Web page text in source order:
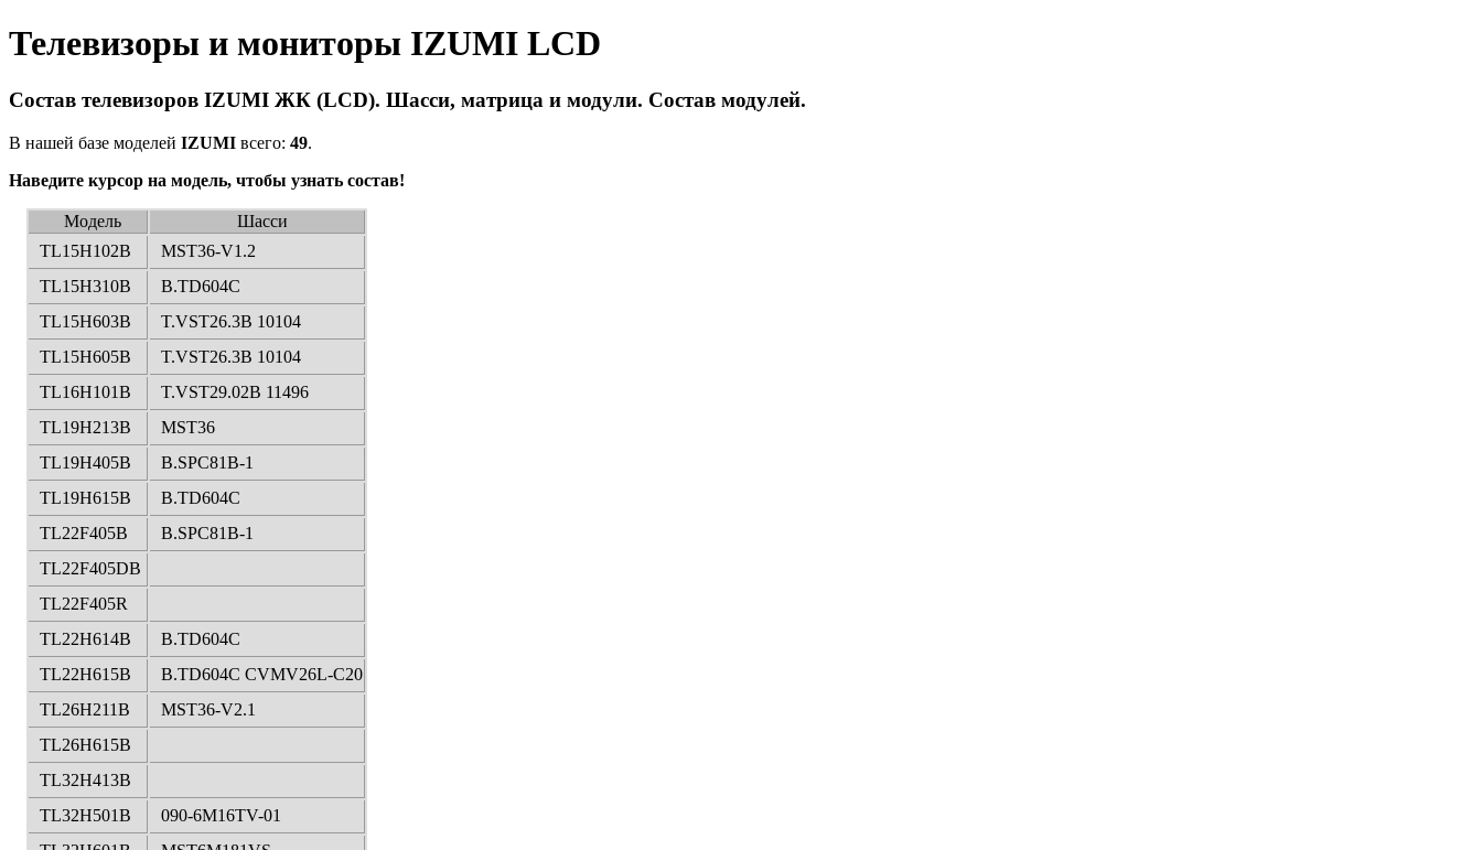
Телевизоры и мониторы IZUMI LCD
Состав телевизоров IZUMI ЖК (LCD). Шасси, матрица и модули. Состав модулей.
В нашей базе моделей IZUMI всего: 49.
Наведите курсор на модель, чтобы узнать состав!
Модель
Шасси
TL15H102B
MST36-V1.2
TL15H310B
B.TD604C
TL15H603B
T.VST26.3B 10104
TL15H605B
T.VST26.3B 10104
TL16H101B
T.VST29.02B 11496
TL19H213B
MST36
TL19H405B
B.SPC81B-1
TL19H615B
B.TD604C
TL22F405B
B.SPC81B-1
TL22F405DB
TL22F405R
TL22H614B
B.TD604C
TL22H615B
B.TD604C CVMV26L-C20
TL26H211B
MST36-V2.1
TL26H615B
TL32H413B
TL32H501B
090-6M16TV-01